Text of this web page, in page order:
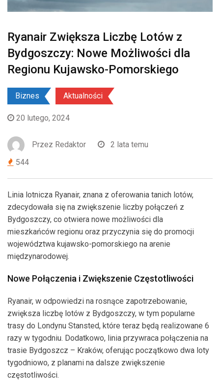
Ryanair Zwiększa Liczbę Lotów z
Bydgoszczy: Nowe Możliwości dla
Regionu Kujawsko-Pomorskiego
Biznes Aktualności
20 lutego, 2024
Przez Redaktor
2 lata temu
544
Linia lotnicza Ryanair, znana z oferowania tanich lotów,
zdecydowała się na zwiększenie liczby połączeń z
Bydgoszczy, co otwiera nowe możliwości dla
mieszkańców regionu oraz przyczynia się do promocji
województwa kujawsko-pomorskiego na arenie
międzynarodowej.
Nowe Połączenia i Zwiększenie Częstotliwości
Ryanair, w odpowiedzi na rosnące zapotrzebowanie,
zwiększa liczbę lotów z Bydgoszczy, w tym popularne
trasy do Londynu Stansted, które teraz będą realizowane 6
razy w tygodniu. Dodatkowo, linia przywraca połączenia na
trasie Bydgoszcz – Kraków, oferując początkowo dwa loty
tygodniowo, z planami na dalsze zwiększenie
częstotliwości.